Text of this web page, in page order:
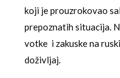
koji je prouzrokovao
prepoznatih situacija.
votke i zakuske na
doživljaj.